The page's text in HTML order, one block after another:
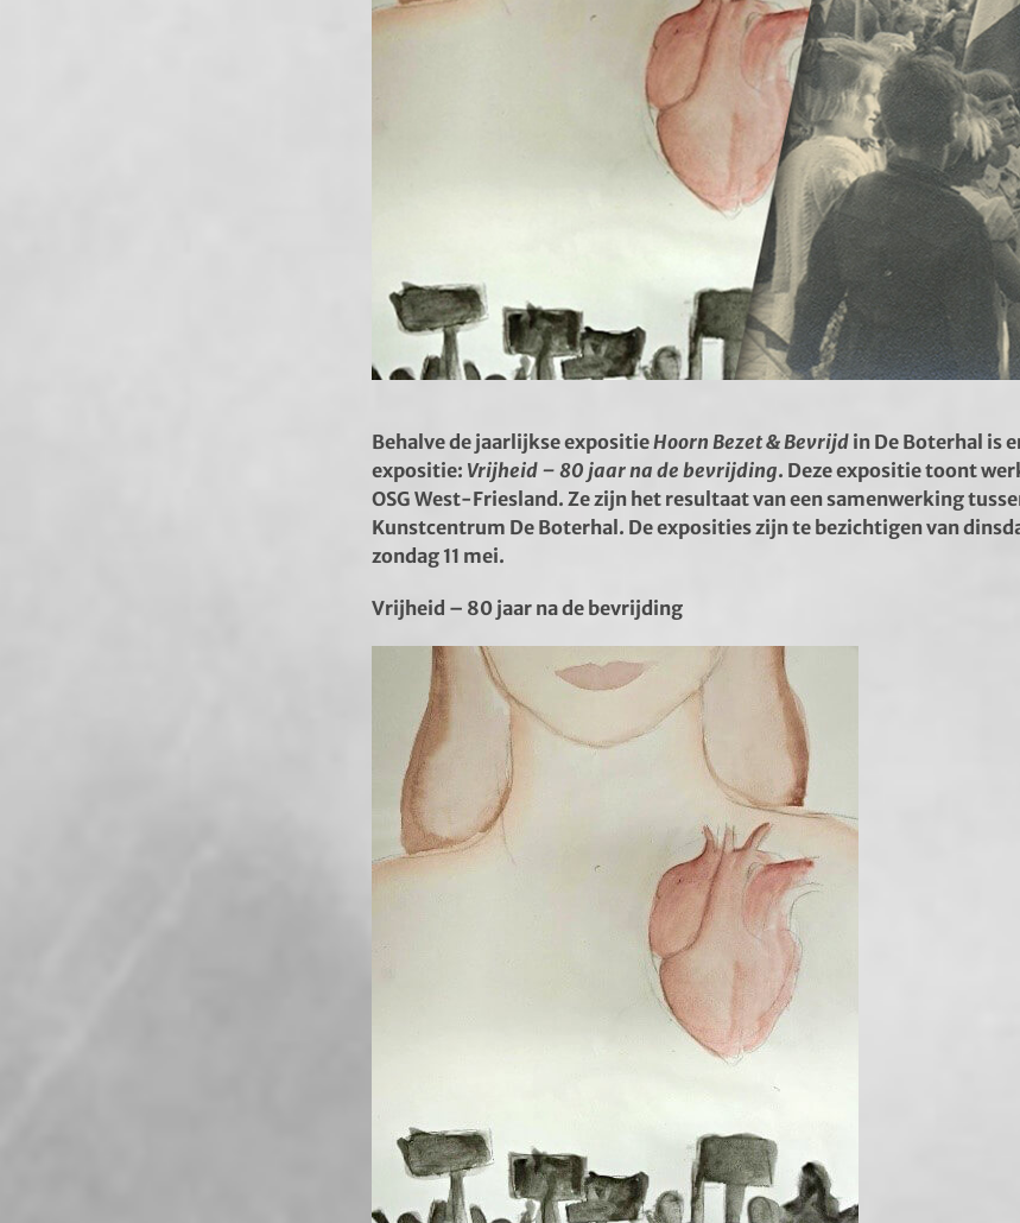
Behalve de jaarlijkse expositieHoorn Bezet & Bevrijdin De Boterhal is
expositie: Vrijheid – 80 jaar na de bevrijding. Deze expositie toont
OSG West-Friesland. Ze zijn het resultaat van een samenwerking
Kunstcentrum De Boterhal. De exposities zijn te bezichtigen van
zondag 11 mei.
Vrijheid – 80 jaar na de bevrijding